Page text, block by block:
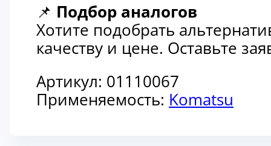
📌 Подбор аналогов
Хотите подобрать
качеству и цене. Оставьте
Артикул: 01110067
Применяемость: Komatsu